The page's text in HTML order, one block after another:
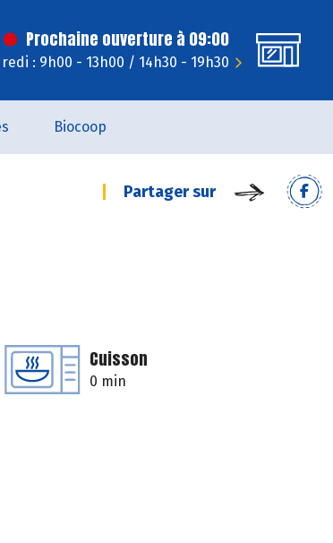
Prochaine ouverture à 09:00
: 9h00 - 13h00 / 14h30 - 19h30
Biocoop
Partager sur
Cuisson
0 min